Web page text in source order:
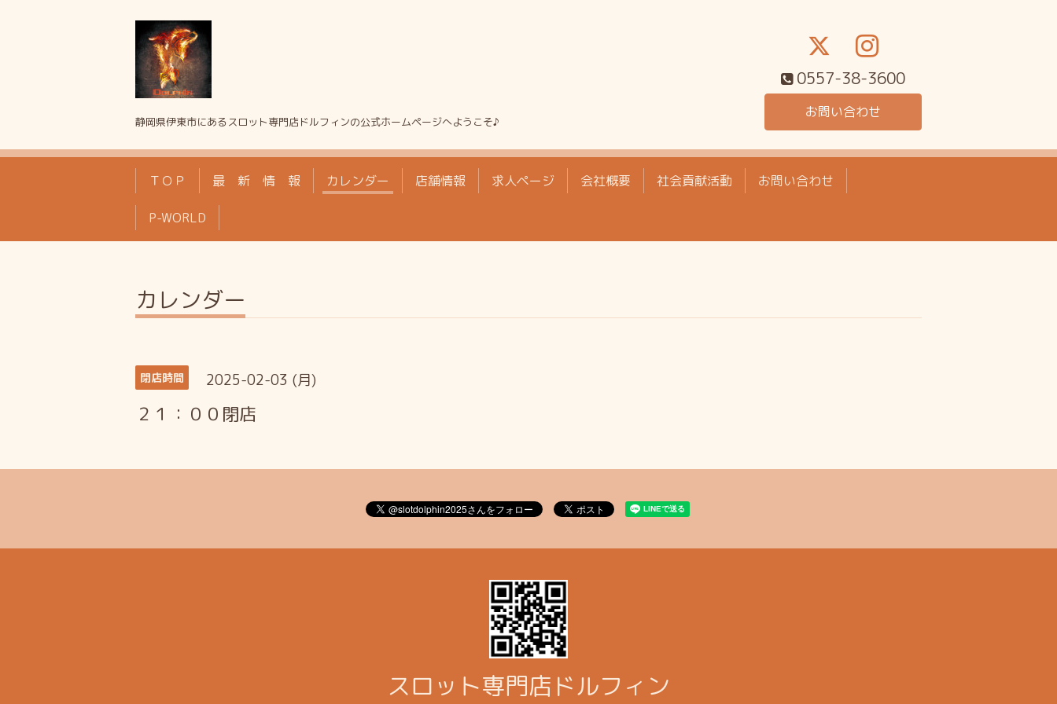
静岡県伊東市にあるスロット専門店ドルフィンの公式ホームページへようこそ♪
0557-38-3600
お問い合わせ
ＴＯＰ 最 新 情 報 カレンダー 店舗情報 求人ページ 会社概要 社会貢献活動 お問い合わせ
P-WORLD
カレンダー
閉店時間 2025-02-03 (月)
２１：００閉店
スロット専門店ドルフィン